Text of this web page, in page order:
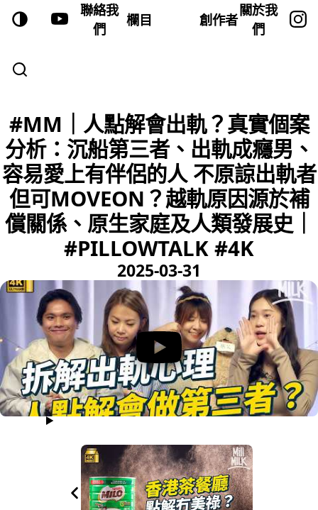
聯絡我
們
欄目 創作者
關於我
們
#MM｜人點解會出軌？真實個案
分析：沉船第三者、出軌成癮男、
容易愛上有伴侶的人 不原諒出軌者
但可MOVEON？越軌原因源於補
償關係、原生家庭及人類發展史｜
#PILLOWTALK #4K
2025-03-31